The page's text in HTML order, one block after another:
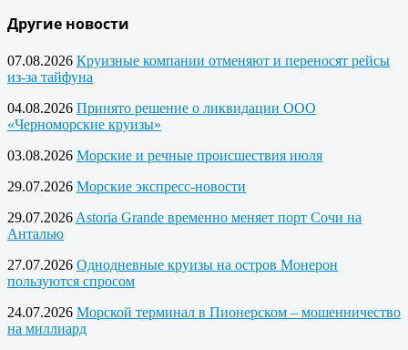
Другие новости
07.08.2026 Круизные компании отменяют и переносят рейсы
из-за тайфуна
04.08.2026 Принято решение о ликвидации ООО
«Черноморские круизы»
03.08.2026 Морские и речные происшествия июля
29.07.2026 Морские экспресс-новости
29.07.2026 Astoria Grande временно меняет порт Сочи на
Анталью
27.07.2026 Однодневные круизы на остров Монерон
пользуются спросом
24.07.2026 Морской терминал в Пионерском – мошенничество
на миллиард